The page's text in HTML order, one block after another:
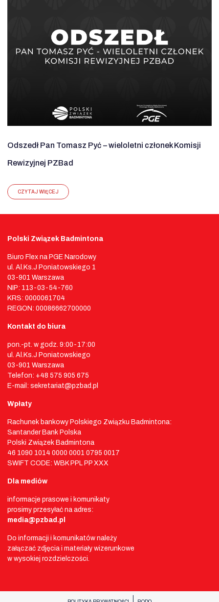
Odszedł Pan Tomasz Pyć – wieloletni członek Komisji
Rewizyjnej PZBad
CZYTAJ WIĘCEJ
Polski Związek Badmintona
Biuro Flex na PGE Narodowy
ul. Al.Ks.J Poniatowskiego 1
03-901 Warszawa
NIP: 113-03-54-760
KRS: 0000061704
REGON: 00086662700000
Kontakt do biura
pon.-pt. w godz. 9:00-17:00
ul. Al.Ks.J Poniatowskiego
03-901 Warszawa
Telefon: +48 575 905 675
E-mail: sekretariat@pzbad.pl
Wpłaty
Rachunek bankowy Polskiego Związku Badmintona:
Santander Bank Polska
Polski Związek Badmintona
46 1090 1014 0000 0001 0795 0017
SWIFT CODE: WBK PPL PP XXX
Dla mediów
informacje prasowe i komunikaty
prosimy przesyłać na adres:
media@pzbad.pl
Do informacji i komunikatów należy
załączać zdjęcia i materiały wizerunkowe
w wysokiej rozdzielczości.